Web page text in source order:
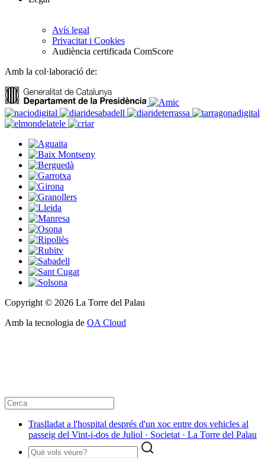
Avís legal
Privacitat i Cookies
Audiència certificada ComScore
Amb la col·laboració de:
Copyright © 2026 La Torre del Palau
Amb la tecnologia de OA Cloud
Traslladat a l'hospital després d'un xoc entre dos vehicles al
passeig del Vint-i-dos de Juliol · Societat · La Torre del Palau